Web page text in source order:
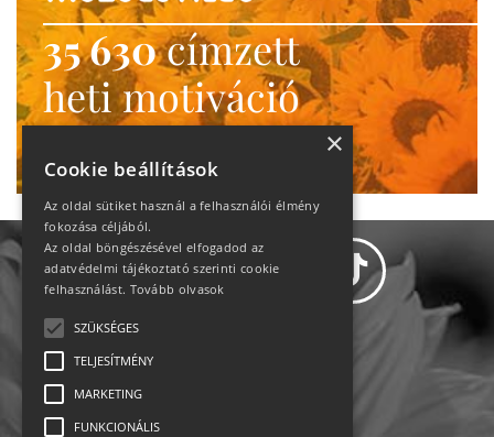
35 630címzett
heti motiváció
Ne maradj le!
×
Cookie beállítások
Az oldal sütiket használ a felhasználói élmény
fokozása céljából.
Az oldal böngészésével elfogadod az
adatvédelmi tájékoztató szerinti cookie
felhasználást. Tovább olvasok
SZÜKSÉGES
TELJESÍTMÉNY
MARKETING
FUNKCIONÁLIS